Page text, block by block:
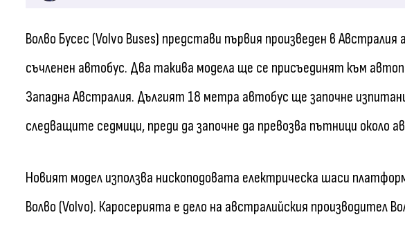
Волво Бусес (Volvo Buses) представи първия произведен в
съчленен автобус. Два такива модела ще се присъединят към
Западна Австралия. Дългият 18 метра автобус ще започне
следващите седмици, преди да започне да превозва пътници около
Новият модел използва нископодовата електрическа шаси
Волво (Volvo). Каросерията е дело на австралийския производител